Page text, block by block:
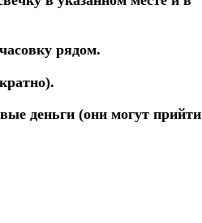
рядом.
деньги (они могут прийти